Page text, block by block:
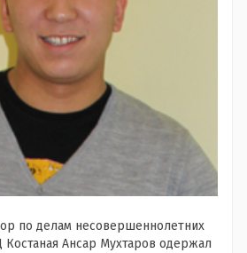
по делам несовершеннолетних
Ансар Мухтаров одержал